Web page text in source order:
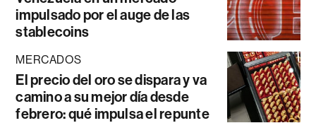
impulsado por el auge de las
stablecoins
MERCADOS
El precio del oro se dispara y va
camino a su mejor día desde
febrero: qué impulsa el repunte